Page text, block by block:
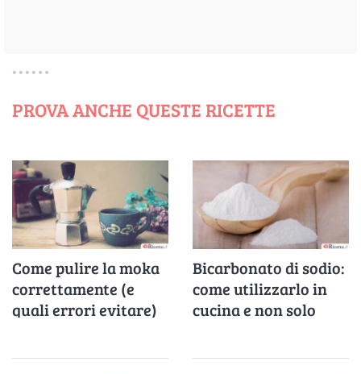
PROVA ANCHE QUESTE RICETTE
Come pulire la moka
correttamente (e
quali errori evitare)
Bicarbonato di sodio:
come utilizzarlo in
cucina e non solo